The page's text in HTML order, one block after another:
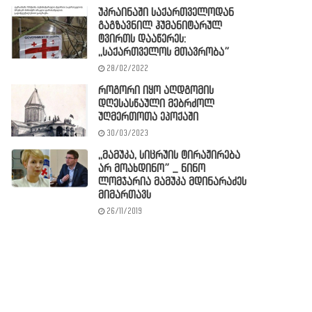
უკრაინაში საქართველოდან
გაგზავნილ ჰუმანიტარულ
ტვირთს დააწერეს:
,,საქართველოს მთავრობა”
28/02/2022
როგორი იყო აღდგომის
დღესასწაული მებრძოლ
უღმერთოთა ეპოქაში
30/03/2023
,,მამუკა, სიცრუის ტირაჟირება
არ მოახდინო” _ ნინო
ლომჯარია მამუკა მდინარაძეს
მიმართავს
26/11/2019